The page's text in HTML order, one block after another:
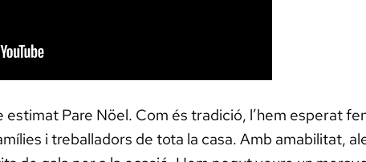
Pare Nöel. Com és tradició, l’hem esperat
i treballadors de tota la casa. Amb amabilitat,